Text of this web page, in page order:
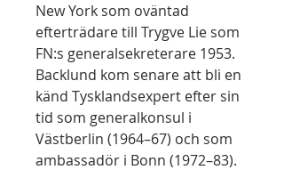
New York som oväntad
efterträdare till Trygve Lie som
FN:s generalsekreterare 1953.
Backlund kom senare att bli en
känd Tysklandsexpert efter sin
tid som generalkonsul i
Västberlin (1964–67) och som
ambassadör i Bonn (1972–83).